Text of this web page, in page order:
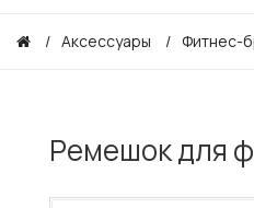
Аксессуары Фитнес-
Ремешок для